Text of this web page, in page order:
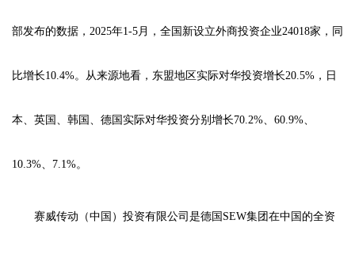
部发布的数据，2025年1-5月，全国新设立外商投资企业24018家，同
比增长10.4%。从来源地看，东盟地区实际对华投资增长20.5%，日
本、英国、韩国、德国实际对华投资分别增长70.2%、60.9%、
10.3%、7.1%。
赛威传动（中国）投资有限公司是德国SEW集团在中国的全资